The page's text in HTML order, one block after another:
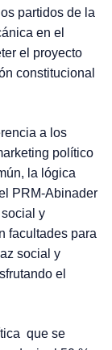
partidos de la
en el
el proyecto
constitucional
a los
político
la lógica
PRM-Abinader
y
facultades para
social y
el
que se